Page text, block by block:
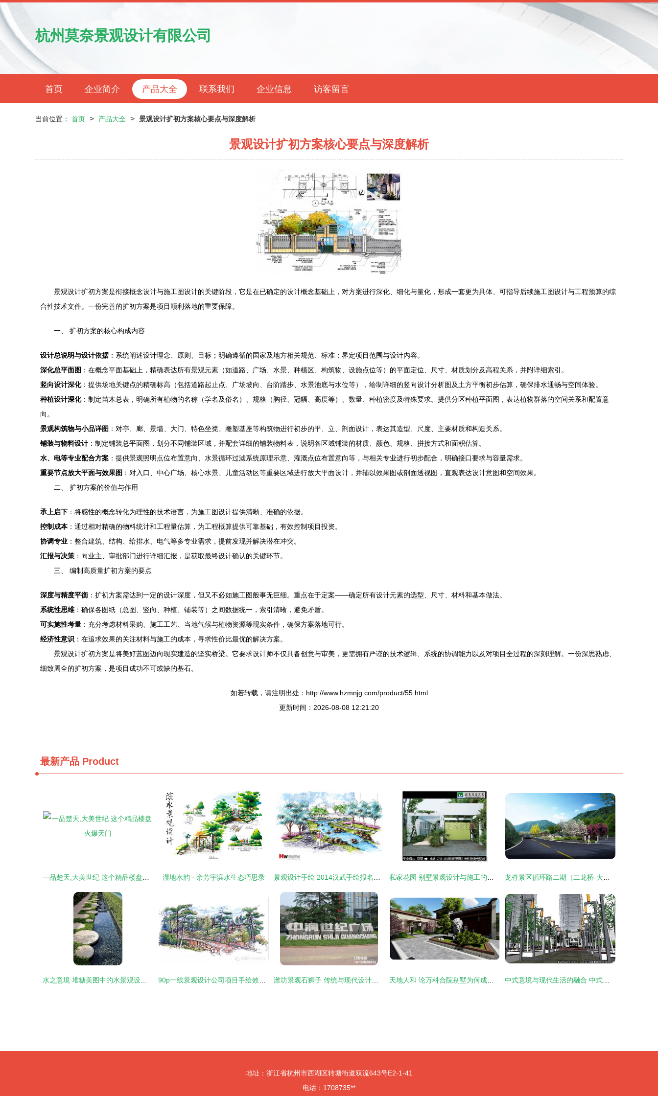
杭州莫奈景观设计有限公司
首页 企业简介 产品大全 联系我们 企业信息 访客留言
当前位置： 首页 > 产品大全 > 景观设计扩初方案核心要点与深度解析
景观设计扩初方案核心要点与深度解析
景观设计扩初方案是衔接概念设计与施工图设计的关键阶段，它是在已确定的设计概念基础上，对方案进行深化、细化与量化，形成一套更为具体、可指导后续施工图设计与工程预算的综
合性技术文件。一份完善的扩初方案是项目顺利落地的重要保障。
一、 扩初方案的核心构成内容
设计总说明与设计依据：系统阐述设计理念、原则、目标；明确遵循的国家及地方相关规范、标准；界定项目范围与设计内容。
深化总平面图 ：在概念平面基础上，精确表达所有景观元素（如道路、广场、水景、种植区、构筑物、设施点位等）的平面定位、尺寸、材质划分及高程关系，并附详细索引。
竖向设计深化：提供场地关键点的精确标高（包括道路起止点、广场坡向、台阶踏步、水景池底与水位等），绘制详细的竖向设计分析图及土方平衡初步估算，确保排水通畅与空间体验。
种植设计深化：制定苗木总表，明确所有植物的名称（学名及俗名）、规格（胸径、冠幅、高度等）、数量、种植密度及特殊要求。提供分区种植平面图，表达植物群落的空间关系和配置意
向。
景观构筑物与小品详图 ：对亭、廊、景墙、大门、特色坐凳、雕塑基座等构筑物进行初步的平、立、剖面设计，表达其造型、尺度、主要材质和构造关系。
铺装与物料设计 ：制定铺装总平面图，划分不同铺装区域，并配套详细的铺装物料表，说明各区域铺装的材质、颜色、规格、拼接方式和面积估算。
水、电等专业配合方案 ：提供景观照明点位布置意向、水景循环过滤系统原理示意、灌溉点位布置意向等，与相关专业进行初步配合，明确接口要求与容量需求。
重要节点放大平面与效果图 ：对入口、中心广场、核心水景、儿童活动区等重要区域进行放大平面设计，并辅以效果图或剖面透视图，直观表达设计意图和空间效果。
二、 扩初方案的价值与作用
承上启下 ：将感性的概念转化为理性的技术语言，为施工图设计提供清晰、准确的依据。
控制成本：通过相对精确的物料统计和工程量估算，为工程概算提供可靠基础，有效控制项目投资。
协调专业 ：整合建筑、结构、给排水、电气等多专业需求，提前发现并解决潜在冲突。
汇报与决策 ：向业主、审批部门进行详细汇报，是获取最终设计确认的关键环节。
三、 编制高质量扩初方案的要点
深度与精度平衡 ：扩初方案需达到一定的设计深度，但又不必如施工图般事无巨细。重点在于定案——确定所有设计元素的选型、尺寸、材料和基本做法。
系统性思维 ：确保各图纸（总图、竖向、种植、铺装等）之间数据统一，索引清晰，避免矛盾。
可实施性考量 ：充分考虑材料采购、施工工艺、当地气候与植物资源等现实条件，确保方案落地可行。
经济性意识 ：在追求效果的关注材料与施工的成本，寻求性价比最优的解决方案。
景观设计扩初方案是将美好蓝图迈向现实建造的坚实桥梁。它要求设计师不仅具备创意与审美，更需拥有严谨的技术逻辑、系统的协调能力以及对项目全过程的深刻理解。一份深思熟虑、
细致周全的扩初方案，是项目成功不可或缺的基石。
如若转载，请注明出处：http://www.hzmnjg.com/product/55.html
更新时间：2026-08-08 12:21:20
最新产品 Product
湿地水韵 · 余芳宇滨水生态巧思录
地址：浙江省杭州市西湖区转塘街道双流643号E2-1-41
电话：1708735**